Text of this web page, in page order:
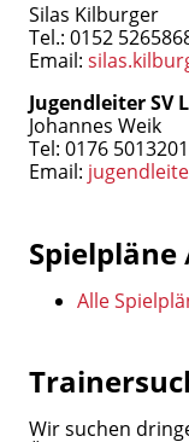
Silas Kilburger
Tel.: 0152
Email:
Jugendleiter SV
Johannes Weik
Tel: 0176
Email:
Spielpläne
Alle
Wir suchen